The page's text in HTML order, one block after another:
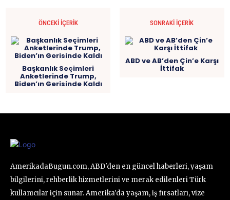
ÖNCEKI İÇERIK
Başkanlık Seçimleri
Anketlerinde Trump,
Biden’ın Gerisinde Kaldı
SONRAKI İÇERIK
ABD ve AB’den Çin’e Karşı
İttifak
AmerikadaBugun.com, ABD'den en güncel haberleri, yaşam
bilgilerini, rehberlik hizmetlerini ve merak edilenleri Türk
kullanıcılar için sunar. Amerika'da yaşam, iş fırsatları, vize